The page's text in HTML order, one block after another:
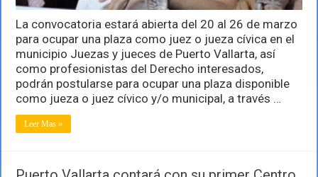
Vallarta
La convocatoria estará abierta del 20 al 26 de marzo
para ocupar una plaza como juez o jueza cívica en el
municipio Juezas y jueces de Puerto Vallarta, así
como profesionistas del Derecho interesados,
podrán postularse para ocupar una plaza disponible
como jueza o juez cívico y/o municipal, a través …
Leer Mas »